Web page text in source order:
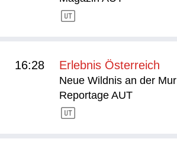
16:28 Erlebnis Österreich
Neue Wildnis an der Mur
Reportage AUT